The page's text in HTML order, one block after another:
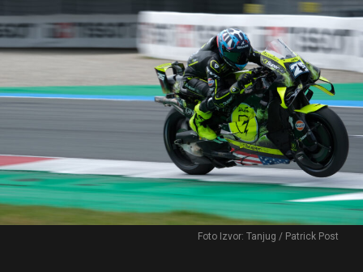
Foto Izvor: Tanjug / Patrick Post